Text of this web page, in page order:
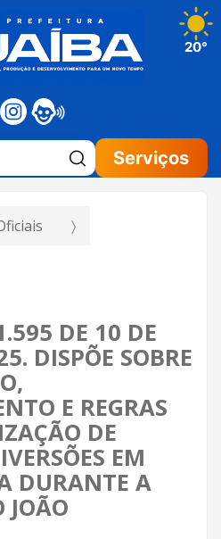
Pesquisar:
Serviços
20°
DE 10 DE
DISPÕE SOBRE
E REGRAS
DE
EM
DURANTE A
JOÃO